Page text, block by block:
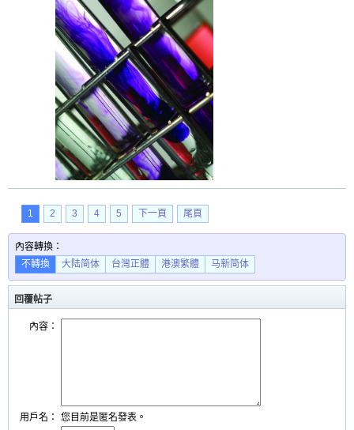
1 2 3 4 5 下一頁 尾頁
內容轉換：
不轉換
大陆简体 台灣正體 港澳繁體 马新简体
回覆帖子
內容：
用戶名： 您目前是匿名發表。